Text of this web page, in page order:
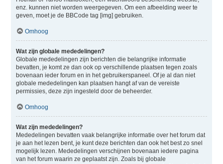
enz. kunnen niet worden weergegeven. Om een afbeelding weer te
geven, moet je de BBCode tag [img] gebruiken.
Omhoog
Wat zijn globale mededelingen?
Globale mededelingen zijn berichten die belangrijke informatie
bevatten, je komt ze dan ook op verschillende plaatsen tegen zoals
bovenaan ieder forum en in het gebruikerspaneel. Of je al dan niet
globale mededelingen kan plaatsen hangt af van de vereiste
permissies, deze zijn ingesteld door de beheerder.
Omhoog
Wat zijn mededelingen?
Mededelingen bevatten vaak belangrijke informatie over het forum dat
je aan het lezen bent, je kunt deze berichten dan ook het best zo snel
mogelijk lezen. Mededelingen verschijnen bovenaan iedere pagina
van het forum waarin ze geplaatst zijn. Zoals bij globale